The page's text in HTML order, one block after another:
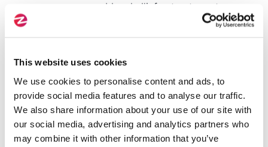
This website uses cookies
We use cookies to personalise content and ads, to
provide social media features and to analyse our traffic.
We also share information about your use of our site with
our social media, advertising and analytics partners who
may combine it with other information that you’ve
personnes responsables de l'infrastructure et
chargées de l'entretien et de la gestion de
ingénieurs DevOps et autres personnes
responsables de la conception de l'infrastructure
pour les applications